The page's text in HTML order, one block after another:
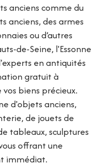
anciens comme du
anciens, des armes
ou d’autres
de-Seine, l'Essonne
en antiquités
gratuit à
biens précieux.
d'objets anciens,
de jouets de
tableaux, sculptures
offrant une
immédiat.